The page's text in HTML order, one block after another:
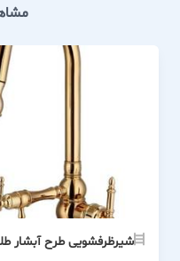
شیرظرفشویی طرح آبشار